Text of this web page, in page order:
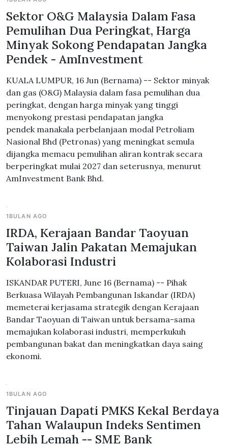
Sektor O&G Malaysia Dalam Fasa
Pemulihan Dua Peringkat, Harga
Minyak Sokong Pendapatan Jangka
Pendek - AmInvestment
KUALA LUMPUR, 16 Jun (Bernama) -- Sektor minyak
dan gas (O&G) Malaysia dalam fasa pemulihan dua
peringkat, dengan harga minyak yang tinggi
menyokong prestasi pendapatan jangka
pendek manakala perbelanjaan modal Petroliam
Nasional Bhd (Petronas) yang meningkat semula
dijangka memacu pemulihan aliran kontrak secara
berperingkat mulai 2027 dan seterusnya, menurut
AmInvestment Bank Bhd.
1BULAN AGO
IRDA, Kerajaan Bandar Taoyuan
Taiwan Jalin Pakatan Memajukan
Kolaborasi Industri
ISKANDAR PUTERI, June 16 (Bernama) -- Pihak
Berkuasa Wilayah Pembangunan Iskandar (IRDA)
memeterai kerjasama strategik dengan Kerajaan
Bandar Taoyuan di Taiwan untuk bersama-sama
memajukan kolaborasi industri, memperkukuh
pembangunan bakat dan meningkatkan daya saing
ekonomi.
1BULAN AGO
Tinjauan Dapati PMKS Kekal Berdaya
Tahan Walaupun Indeks Sentimen
Lebih Lemah -- SME Bank